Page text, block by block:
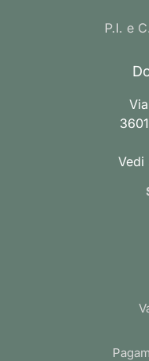
P.I. e
Vedi